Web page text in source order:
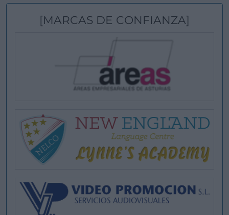
[MARCAS DE CONFIANZA]